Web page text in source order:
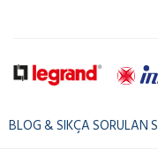
BLOG & SIKÇA SORULAN